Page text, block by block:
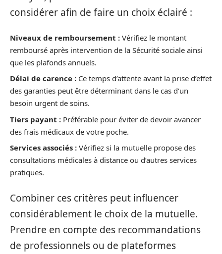
considérer afin de faire un choix éclairé :
Niveaux de remboursement : Vérifiez le montant
remboursé après intervention de la Sécurité sociale ainsi
que les plafonds annuels.
Délai de carence : Ce temps d’attente avant la prise d’effet
des garanties peut être déterminant dans le cas d’un
besoin urgent de soins.
Tiers payant : Préférable pour éviter de devoir avancer
des frais médicaux de votre poche.
Services associés : Vérifiez si la mutuelle propose des
consultations médicales à distance ou d’autres services
pratiques.
Combiner ces critères peut influencer
considérablement le choix de la mutuelle.
Prendre en compte des recommandations
de professionnels ou de plateformes